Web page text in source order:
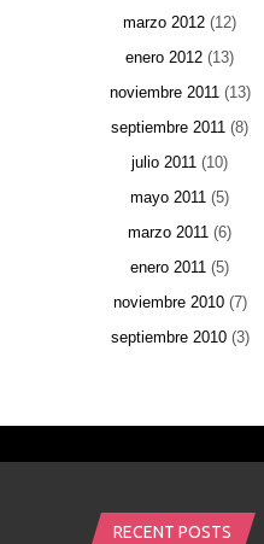
marzo 2012 (12)
enero 2012 (13)
noviembre 2011(13)
septiembre 2011 (8)
julio 2011 (10)
mayo 2011 (5)
marzo 2011 (6)
enero 2011 (5)
noviembre 2010(7)
septiembre 2010(3)
RECENT POSTS